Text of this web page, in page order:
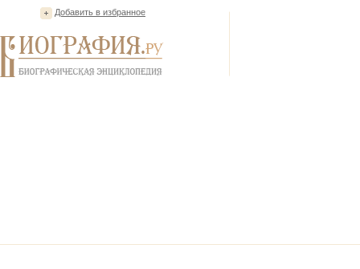
Добавить в избранное